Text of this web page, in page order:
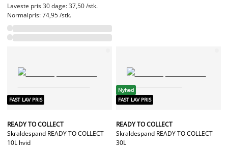
Laveste pris 30 dage: 37,50 /stk.
Normalpris: 74,95 /stk.
FAST LAV PRIS
READY TO COLLECT
Skraldespand READY TO COLLECT
10L hvid
Nyhed
FAST LAV PRIS
READY TO COLLECT
Skraldespand READY TO COLLECT
30L